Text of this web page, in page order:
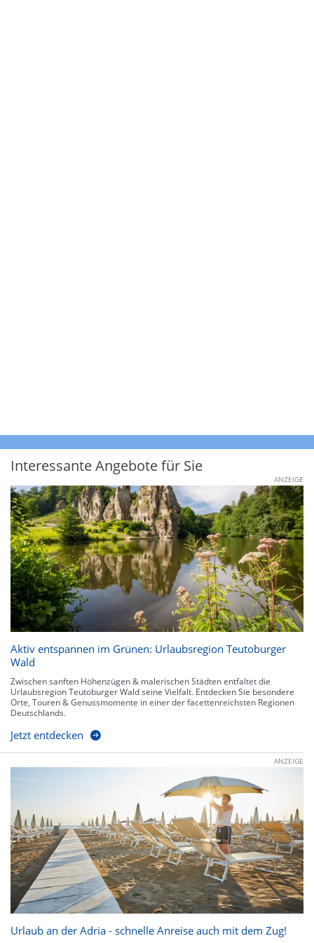
Interessante Angebote für Sie
ANZEIGE
Aktiv entspannen im Grünen: Urlaubsregion Teutoburger
Wald
Zwischen sanften Höhenzügen & malerischen Städten entfaltet die
Urlaubsregion Teutoburger Wald seine Vielfalt. Entdecken Sie besondere
Orte, Touren & Genussmomente in einer der facettenreichsten Regionen
Deutschlands.
Jetzt entdecken
ANZEIGE
Urlaub an der Adria - schnelle Anreise auch mit dem Zug!